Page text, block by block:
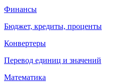
Финансы
Бюджет, кредиты, проценты
Конвертеры
Перевод единиц и значений
Математика